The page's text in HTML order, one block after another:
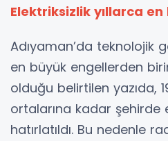
Elektriksizlik yıllarca
Adıyaman’da teknolojik
en büyük engellerden
olduğu belirtilen yazıda,
ortalarına kadar şehirde
hatırlatıldı. Bu nedenle